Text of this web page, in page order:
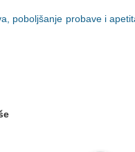
poboljšanje probave i